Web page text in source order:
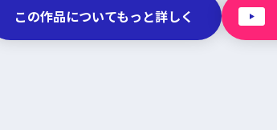
この作品についてもっと詳しく